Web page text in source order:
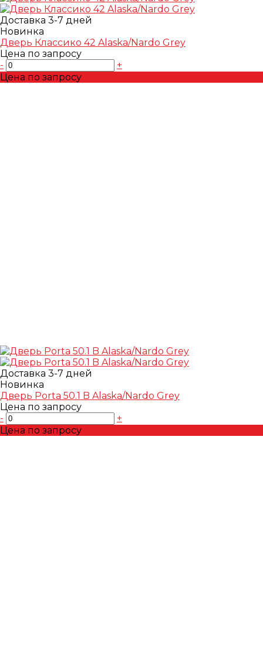
Доставка 3-7 дней
Новинка
Дверь Классико 42 Alaska/Nardo Grey
Цена по запросу
-
+
Цена по запросу
Доставка 3-7 дней
Новинка
Дверь Porta 50.1 B Alaska/Nardo Grey
Цена по запросу
-
+
Цена по запросу